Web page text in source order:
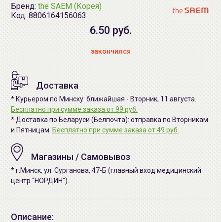
Бренд: the SAEM (Корея)
Код: 8806164156063
6.50 руб.
закончился
Доставка
* Курьером по Минску: ближайшая - Вторник, 11 августа.
Бесплатно при сумме заказа от 99 руб.
* Доставка по Беларуси (Белпочта): отправка по Вторникам
и Пятницам. Бесплатно при сумме заказа от 49 руб.
Магазины / Самовывоз
* г.Минск, ул. Сурганова, 47-Б (главный вход медицинский
центр “НОРДИН”).
Описание: